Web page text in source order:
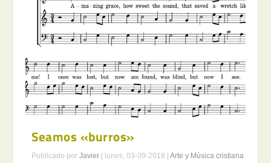
Seamos «burros»
Publicado porJavier | lunes, 03-09-2018 |Arte y Música cristiana